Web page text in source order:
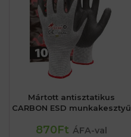
Mártott antisztatikus
CARBON ESD munkakesztyű
870Ft ÁFA-val